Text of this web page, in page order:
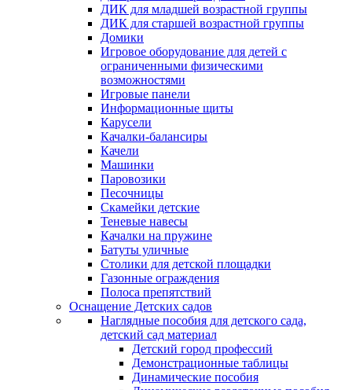
ДИК для младшей возрастной группы
ДИК для старшей возрастной группы
Домики
Игровое оборудование для детей с
ограниченными физическими
возможностями
Игровые панели
Информационные щиты
Карусели
Качалки-балансиры
Качели
Машинки
Паровозики
Песочницы
Скамейки детские
Теневые навесы
Качалки на пружине
Батуты уличные
Столики для детской площадки
Газонные ограждения
Полоса препятствий
Оснащение Детских садов
Наглядные пособия для детского сада,
детский сад материал
Детский город профессий
Демонстрационные таблицы
Динамические пособия